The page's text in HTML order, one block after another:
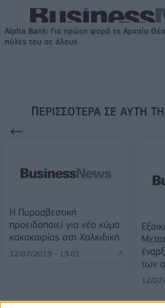
Alpha Bank: Για πρώτη φορά το Αρχαίο
πύλες του σε όλους
ΠΕΡΙΣΣΌΤΕΡΑ ΣΕ ΑΥΤΉ
Η Πυροσβεστική
προειδοποιεί για νέο κύμα
κακοκαιρίας στη Χαλκιδική
12/07/2019 - 13:01
των
12/